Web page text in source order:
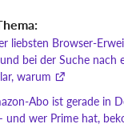
liebsten Browser-
bei der Suche nach
warum
Abo ist gerade in
und wer Prime hat,